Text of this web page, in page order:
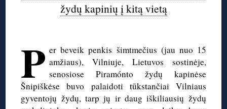
žydų kapinių į kitą vietą
P er beveik penkis šimtmečius (jau nuo 15
amžiaus), Vilniuje, Lietuvos sostinėje,
senosiose Piramónto žydų kapinėse
Šnipiškėse buvo palaidoti tūkstančiai Vilniaus
gyventojų žydų, tarp jų ir daug iškiliausių žydų